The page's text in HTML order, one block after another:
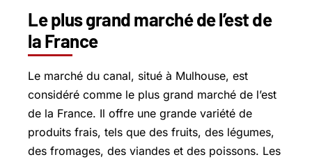
Le plus grand marché de l’est de
la France
Le marché du canal, situé à Mulhouse, est
considéré comme le plus grand marché de l’est
de la France. Il offre une grande variété de
produits frais, tels que des fruits, des légumes,
des fromages, des viandes et des poissons. Les